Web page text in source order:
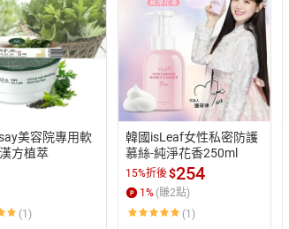
美容院專用軟
方植萃
(1)
韓國isLeaf女性私密防護
慕絲-純淨花香250ml
15%折後$254
1% (賺2點)
(1)